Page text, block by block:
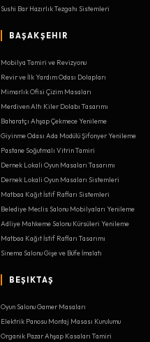
Sushi Bar Hazırlık Tezgahı Sistemleri
BAŞAKŞEHIR
Mobilya Tamiri ve Revizyonu
Revir ve İlk Yardım Odası Dolapları
Mimarlık Ofisi Çizim Masaları
Merdiven Altı Kiler Dolabı Tasarımı
Baharatçı Ahşap Çekmece Yenileme
Giyinme Odası Ada Modülü Şifonyer Yenileme
Pastane Soğutmalı Vitrin Tamiri
Dernek Lokali Oyun Masaları Tasarımı
Dernek Lokali Oyun Masaları Sistemleri
Matbaa Kağıt İstif Rafları Sistemleri
Belediye Meclis Salonu Mobilyaları Yenileme
Adliye Mahkeme Salonu Kürsüleri Yenileme
Matbaa Kağıt İstif Rafları Tasarımı
Sinema Salonu Gişe ve Büfe İmalatı
BEŞIKTAŞ
Oyun Salonu Gamer Masaları
Elektrik Panosu Montaj Masası Kurulumu
Organik Pazar Ahşap Kasaları Tamiri